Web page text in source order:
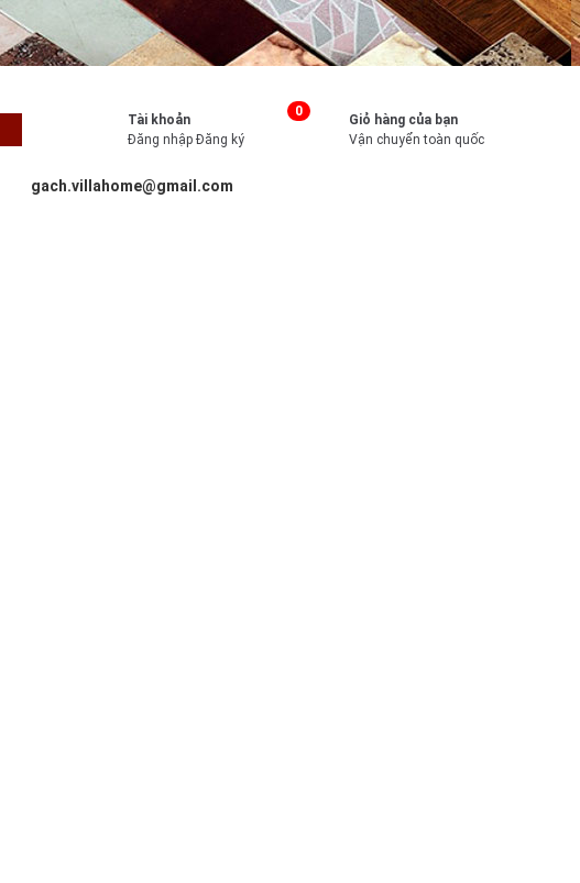
Tài khoản
Đăng nhập Đăng ký
0
Giỏ hàng của bạn
Vận chuyển toàn quốc
gach.villahome@gmail.com